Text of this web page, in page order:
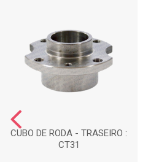
CUBO DE RODA - TRASEIRO :
CT31